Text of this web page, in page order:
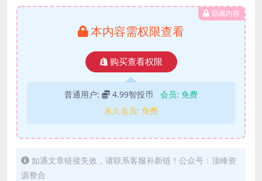
隐藏内容
本内容需权限查看
购买查看权限
普通用户: 4.99智投币 会员: 免费
永久会员: 免费
如遇文章链接失效，请联系客服补新链！公众号：顶峰资
源整合